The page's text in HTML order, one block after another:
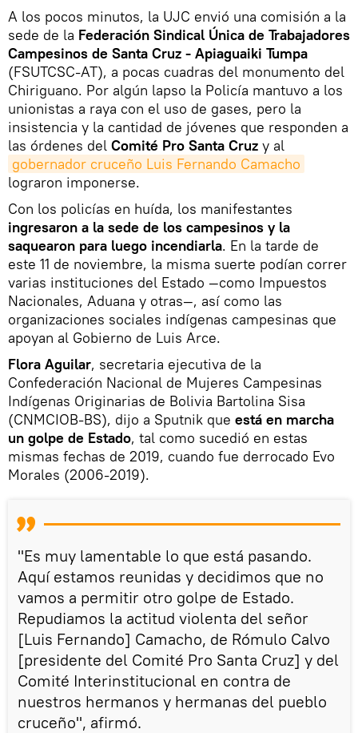
A los pocos minutos, la UJC envió una comisión a la
sede de la Federación Sindical Única de Trabajadores
Campesinos de Santa Cruz - Apiaguaiki Tumpa
(FSUTCSC-AT), a pocas cuadras del monumento del
Chiriguano. Por algún lapso la Policía mantuvo a los
unionistas a raya con el uso de gases, pero la
insistencia y la cantidad de jóvenes que responden a
las órdenes del Comité Pro Santa Cruz y al
gobernador cruceño Luis Fernando Camacho
lograron imponerse.
Con los policías en huída, los manifestantes
ingresaron a la sede de los campesinos y la
saquearon para luego incendiarla. En la tarde de
este 11 de noviembre, la misma suerte podían correr
varias instituciones del Estado —como Impuestos
Nacionales, Aduana y otras—, así como las
organizaciones sociales indígenas campesinas que
apoyan al Gobierno de Luis Arce.
Flora Aguilar, secretaria ejecutiva de la
Confederación Nacional de Mujeres Campesinas
Indígenas Originarias de Bolivia Bartolina Sisa
(CNMCIOB-BS), dijo a Sputnik que está en marcha
un golpe de Estado, tal como sucedió en estas
mismas fechas de 2019, cuando fue derrocado Evo
Morales (2006-2019).
"Es muy lamentable lo que está pasando.
Aquí estamos reunidas y decidimos que no
vamos a permitir otro golpe de Estado.
Repudiamos la actitud violenta del señor
[Luis Fernando] Camacho, de Rómulo Calvo
[presidente del Comité Pro Santa Cruz] y del
Comité Interinstitucional en contra de
nuestros hermanos y hermanas del pueblo
cruceño", afirmó.